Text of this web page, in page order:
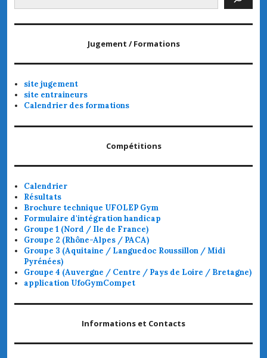
Jugement / Formations
site jugement
site entraineurs
Calendrier des formations
Compétitions
Calendrier
Résultats
Brochure technique UFOLEP Gym
Formulaire d'intégration handicap
Groupe 1 (Nord / Ile de France)
Groupe 2 (Rhône-Alpes / PACA)
Groupe 3 (Aquitaine / Languedoc Roussillon / Midi
Pyrénées)
Groupe 4 (Auvergne / Centre / Pays de Loire / Bretagne)
application UfoGymCompet
Informations et Contacts